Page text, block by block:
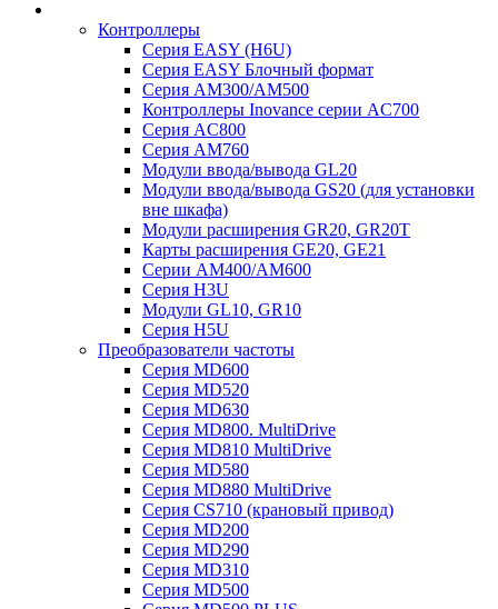
Контроллеры
Серия EASY (H6U)
Серия EASY Блочный формат
Серия AM300/AM500
Контроллеры Inovance серии AC700
Серия AC800
Серия AM760
Модули ввода/вывода GL20
Модули ввода/вывода GS20 (для установки
вне шкафа)
Модули расширения GR20, GR20T
Карты расширения GE20, GE21
Серии AM400/AM600
Серия H3U
Модули GL10, GR10
Серия H5U
Преобразователи частоты
Серия MD600
Серия MD520
Серия MD630
Серия MD800. MultiDrive
Серия MD810 MultiDrive
Серия MD580
Серия MD880 MultiDrive
Серия CS710 (крановый привод)
Серия MD200
Серия MD290
Серия MD310
Серия MD500